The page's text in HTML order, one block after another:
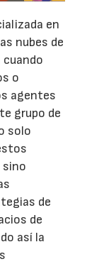
en
nubes de
o
agentes
grupo de
solo
de
de
así la